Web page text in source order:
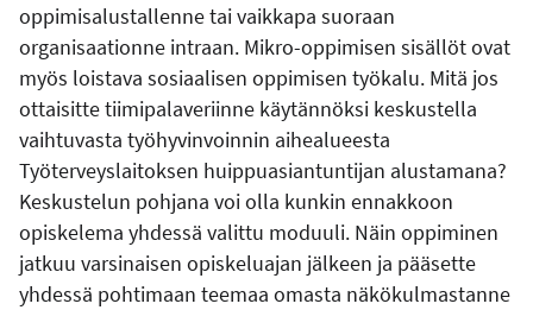
oppimisalustallenne tai vaikkapa suoraan
organisaationne intraan. Mikro-oppimisen sisällöt ovat
myös loistava sosiaalisen oppimisen työkalu. Mitä jos
ottaisitte tiimipalaveriinne käytännöksi keskustella
vaihtuvasta työhyvinvoinnin aihealueesta
Työterveyslaitoksen huippuasiantuntijan alustamana?
Keskustelun pohjana voi olla kunkin ennakkoon
opiskelema yhdessä valittu moduuli. Näin oppiminen
jatkuu varsinaisen opiskeluajan jälkeen ja pääsette
yhdessä pohtimaan teemaa omasta näkökulmastanne